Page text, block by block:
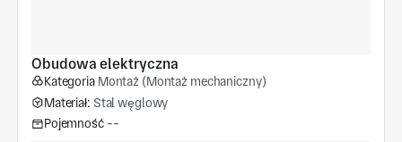
Obudowa elektryczna
Kategoria Montaż (Montaż mechaniczny)
Materiał: Stal węglowy
Pojemność --